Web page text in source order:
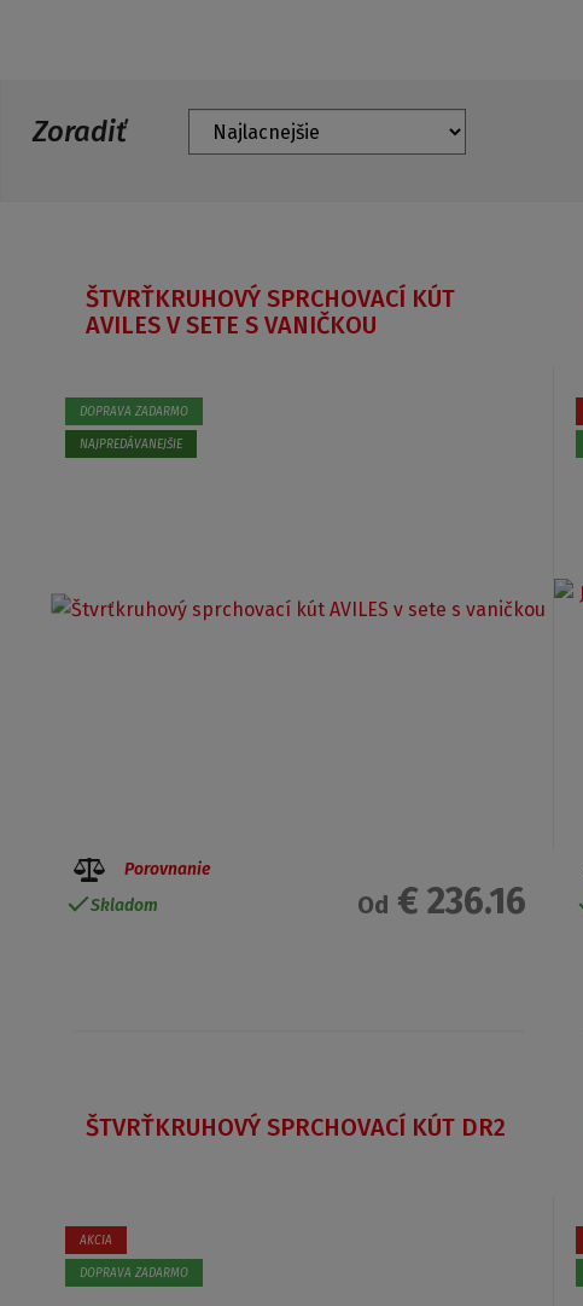
Zoradiť
ŠTVRŤKRUHOVÝ SPRCHOVACÍ KÚT
AVILES V SETE S VANIČKOU
DOPRAVA ZADARMO
NAJPREDÁVANEJŠIE
Od € 236.16
Porovnanie
Skladom
ŠTVRŤKRUHOVÝ SPRCHOVACÍ KÚT DR2
AKCIA
DOPRAVA ZADARMO